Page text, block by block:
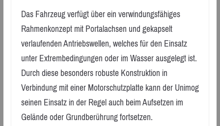
Das Fahrzeug verfügt über ein verwindungsfähiges
Rahmenkonzept mit Portalachsen und gekapselt
verlaufenden Antriebswellen, welches für den Einsatz
unter Extrembedingungen oder im Wasser ausgelegt ist.
Durch diese besonders robuste Konstruktion in
Verbindung mit einer Motorschutzplatte kann der Unimog
seinen Einsatz in der Regel auch beim Aufsetzen im
Gelände oder Grundberührung fortsetzen.